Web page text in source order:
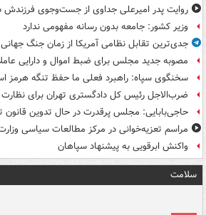
روایت پدر امیرعلی جداوی از جست‌وجوی فرزندش
وزیر کشور: جامعه بدون رسانه مفهومی ندارد
جدی‌ترین تقابل نظامی آمریکا از زمان جنگ جهانی
مصوبه جدید مجلس برای ضبط اموال و دارایی
سخنگوی سپاه: راهبرد فعلی ما حفظ تنگه هرمز
ضرب‌الاجل رئیس کل دادگستری تهران برای
حاجی‌بابایی: مجلس پرقدرت در حال تدوین
مراسم تعزیه‌خوانی در مرکز مطالعات سیاسی
واکنش ابرقویی به پیشنهاد سپاهان
سلامت